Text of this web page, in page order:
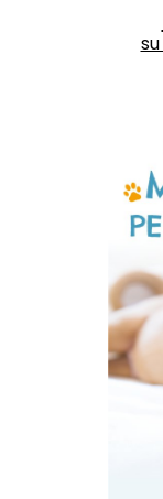
su